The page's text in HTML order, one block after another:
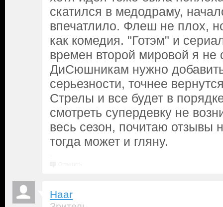
скатился в медодраму,
впечатлило. Флеш не плох,
как комедия. "Готэм" и
времен второй мировой я
ДиСюшникам нужно
серьезности, точнее
Стрелы и все будет в
смотреть супердевку не
весь сезон, почитаю отзывы
тогда может и гляну.
Haar